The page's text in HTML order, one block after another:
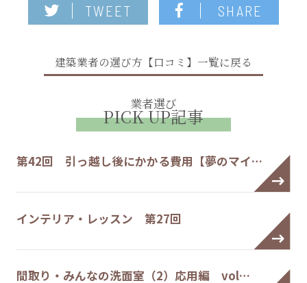
TWEET SHARE
建築業者の選び方【口コミ】一覧に戻る
業者選び
PICK UP記事
第42回 引っ越し後にかかる費用【夢のマイ…
インテリア・レッスン 第27回
間取り・みんなの洗面室（2）応用編 vol…